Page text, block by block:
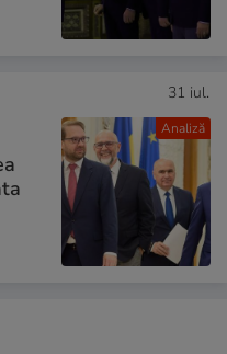
Analiză
31 iul.